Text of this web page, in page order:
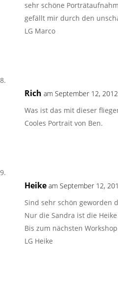
sehr schöne
gefällt mir durch den
LG Marco
Rich am September 12,
Was ist das mit dieser
Cooles Portrait von Ben.
Heike am September 12,
Sind sehr schön geworden
Nur die Sandra ist die
Bis zum nächsten
LG Heike